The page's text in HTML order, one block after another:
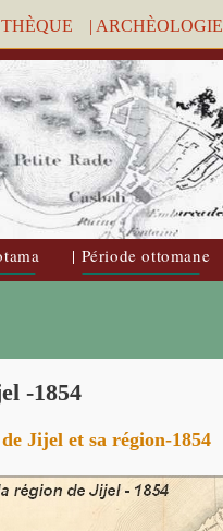
| ARCHÈOLOGIE
| Période ottomane
-1854
Jijel et sa région-1854